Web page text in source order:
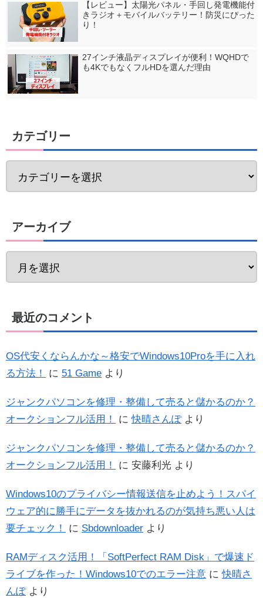
【レビュー】太陽光パネル・手回し発電機能付
きラジオ＋モバイルバッテリー！防災にぴった
り！
27インチ液晶ディスプレイが便利！WQHDで
も4KでもなくフルHDを選んだ理由
カテゴリー
アーカイブ
最近のコメント
OS代安くならんかな～格安でWindows10Proを手に入れ
る方法！
に 51 Game より
ジャンクパソコンを修理・整備して売ると儲かるのか？
オークションフル活用！
に快晴さんぽより
ジャンクパソコンを修理・整備して売ると儲かるのか？
オークションフル活用！
に 安藤利光 より
Windows10のプライバシー情報送信を止めよう！スパイ
ウェア的に勝手にデータを抜かれるのが気持ち悪い人は
要チェック！
に Sbdownloader より
RAMディスク活用！「SoftPerfect RAM Disk」で爆速ド
ライブを作った！Windows10でのエラー注意 に快晴さ
んぽより